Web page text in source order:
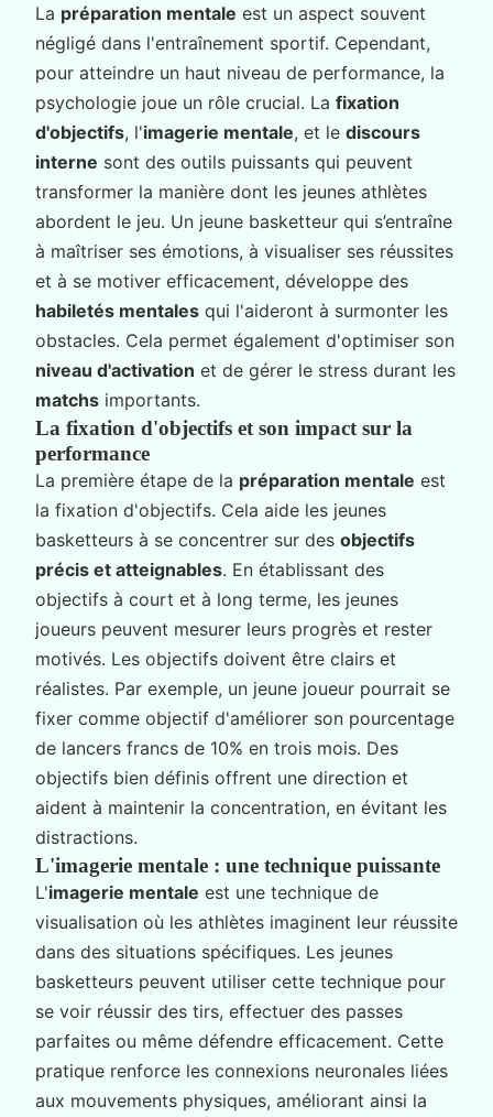
La préparation mentale est un aspect souvent
négligé dans l'entraînement sportif. Cependant,
pour atteindre un haut niveau de performance, la
psychologie joue un rôle crucial. La fixation
d'objectifs, l'imagerie mentale, et le discours
interne sont des outils puissants qui peuvent
transformer la manière dont les jeunes athlètes
abordent le jeu. Un jeune basketteur qui s’entraîne
à maîtriser ses émotions, à visualiser ses réussites
et à se motiver efficacement, développe des
habiletés mentales qui l'aideront à surmonter les
obstacles. Cela permet également d'optimiser son
niveau d'activation et de gérer le stress durant les
matchs importants.
La fixation d'objectifs et son impact sur la
performance
La première étape de la préparation mentale est
la fixation d'objectifs. Cela aide les jeunes
basketteurs à se concentrer sur des objectifs
précis et atteignables. En établissant des
objectifs à court et à long terme, les jeunes
joueurs peuvent mesurer leurs progrès et rester
motivés. Les objectifs doivent être clairs et
réalistes. Par exemple, un jeune joueur pourrait se
fixer comme objectif d'améliorer son pourcentage
de lancers francs de 10% en trois mois. Des
objectifs bien définis offrent une direction et
aident à maintenir la concentration, en évitant les
distractions.
L'imagerie mentale : une technique puissante
L'imagerie mentale est une technique de
visualisation où les athlètes imaginent leur réussite
dans des situations spécifiques. Les jeunes
basketteurs peuvent utiliser cette technique pour
se voir réussir des tirs, effectuer des passes
parfaites ou même défendre efficacement. Cette
pratique renforce les connexions neuronales liées
aux mouvements physiques, améliorant ainsi la